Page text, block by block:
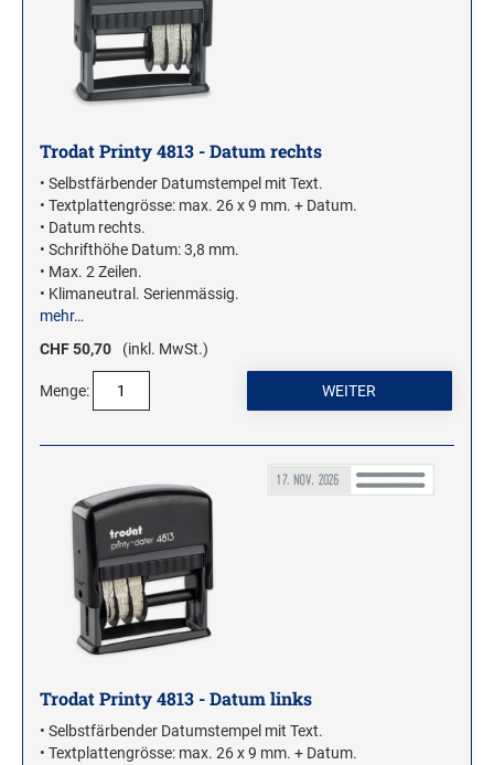
Trodat Printy 4813 - Datum rechts
• Selbstfärbender Datumstempel mit Text.
• Textplattengrösse: max. 26 x 9 mm. + Datum.
• Datum rechts.
• Schrifthöhe Datum: 3,8 mm.
• Max. 2 Zeilen.
• Klimaneutral. Serienmässig.
mehr…
CHF 50,70
(inkl. MwSt.)
Menge:
Trodat Printy 4813 - Datum links
• Selbstfärbender Datumstempel mit Text.
• Textplattengrösse: max. 26 x 9 mm. + Datum.